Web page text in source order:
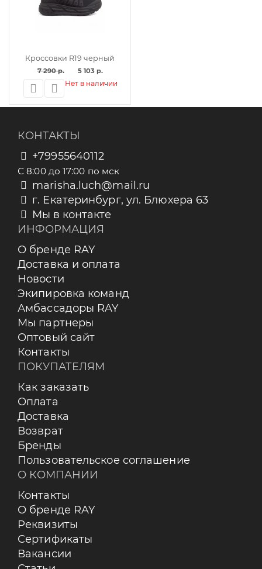
Кроссовки R19 черный
7 290 р. 5 103 р.
Нет в наличии
КОНТАКТЫ
+79955640112
С 8:00 до 17:00 по мск
marisha.luch@mail.ru
г. Екатеринбург, ул. Блюхера 63
Мы в контакте
ИНФОРМАЦИЯ
О бренде RAY
Доставка и оплата
Новости
Экипировка команд
Амбассадоры RAY
Мы партнеры
Оптовый сайт
Контакты
ПОКУПАТЕЛЯМ
Как заказать
Оплата
Доставка
Возврат
Бренды
Пользовательское соглашение
О КОМПАНИИ
Контакты
О бренде RAY
Реквизиты
Сертификаты
Вакансии